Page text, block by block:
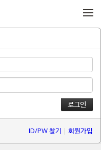
ID/PW 찾기 | 회원가입